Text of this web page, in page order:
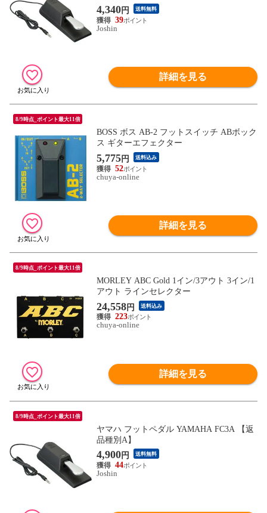
4,340円 送料無料
39
Joshin
詳細を見る
8/9時点_ポイント最大11倍
BOSS ボス AB-2 フットスイッチ ABボック
ス ギターエフェクター
5,775円 送料込み
52
chuya-online
詳細を見る
8/9時点_ポイント最大11倍
MORLEY ABC Gold 1イン/3アウト 3イン/1
アウト ラインセレクター
24,558円 送料込み
223
chuya-online
詳細を見る
8/9時点_ポイント最大11倍
ヤマハ フットペダル YAMAHA FC3A 【返
品種別A】
4,900円 送料無料
44
Joshin